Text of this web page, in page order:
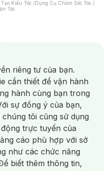
Kiểu Tóc /Dụng Cụ Chăm Sóc Tóc /
Tóc
Nạ Xông Hơi /Nước Rửa Tay/
/Bàn Chải Điện/
Nước/ Nước Súc Miệng/
Vệ Sinh/Dưỡng Vùng Kín/
Tampon/Bọt Cạo Râu /Dao Cạo Râu/
/ Da Lão Hóa/ Da Mụn/
/ Nám / Tàn Nhang
/ Máy Rửa Mặt Máy Chăm Sóc Da
riêng tư của bạn.
cần thiết để vận hành
hành cùng bạn trong
sự đồng ý của bạn,
tôi cũng sử dụng
trực tuyến của
cáo phù hợp với sở
như các chức năng
biết thêm thông tin,